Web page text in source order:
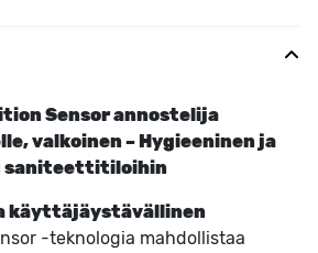
Sensor annostelija
valkoinen – Hygieeninen ja
saniteettitiloihin
käyttäjäystävällinen
-teknologia mahdollistaa